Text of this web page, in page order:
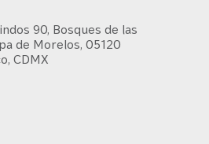
90, Bosques de las
de Morelos, 05120
CDMX